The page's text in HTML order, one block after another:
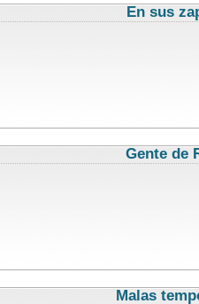
En sus
Gente de
Malas